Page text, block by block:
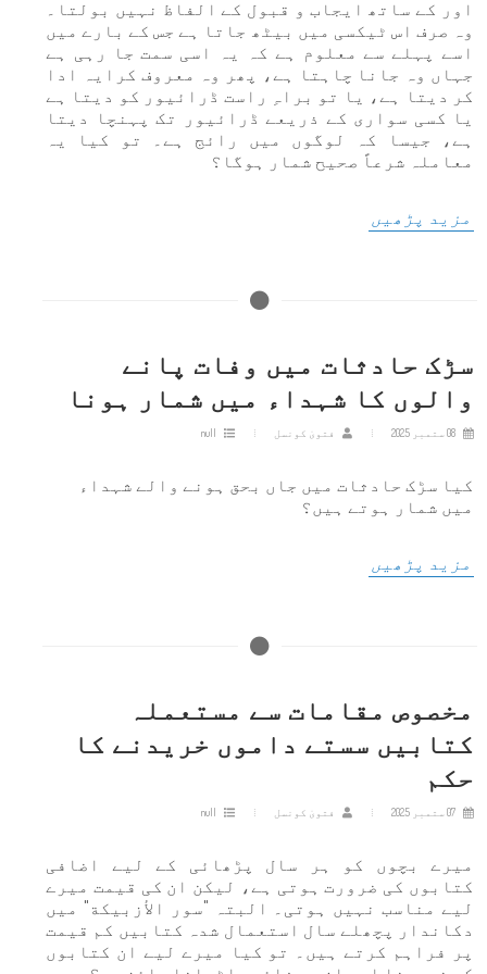
اور کے ساتھ ایجاب و قبول کے الفاظ نہیں بولتا۔
وہ صرف اس ٹیکسی میں بیٹھ جاتا ہے جس کے بارے میں
اسے پہلے سے معلوم ہے کہ یہ اسی سمت جا رہی ہے
جہاں وہ جانا چاہتا ہے، پھر وہ معروف کرایہ ادا
کر دیتا ہے، یا تو براہِ راست ڈرائیور کو دیتا ہے
یا کسی سواری کے ذریعے ڈرائیور تک پہنچا دیتا
ہے، جیسا کہ لوگوں میں رائج ہے۔ تو کیا یہ
معاملہ شرعاً صحیح شمار ہوگا؟
مزید پڑھیں
سڑک حادثات میں وفات پانے
والوں کا شہداء میں شمار ہونا
فتویٰ کونسل
کیا سڑک حادثات میں جاں بحق ہونے والے شہداء
میں شمار ہوتے ہیں؟
مزید پڑھیں
مخصوص مقامات سے مستعملہ
کتابیں سستے داموں خریدنے کا
حکم
فتویٰ کونسل
میرے بچوں کو ہر سال پڑھائی کے لیے اضافی
کتابوں کی ضرورت ہوتی ہے، لیکن ان کی قیمت میرے
لیے مناسب نہیں ہوتی۔ البتہ "سور الأزبیكة" میں
دکاندار پچھلے سال استعمال شدہ کتابیں کم قیمت
پر فراہم کرتے ہیں۔ تو کیا میرے لیے ان کتابوں